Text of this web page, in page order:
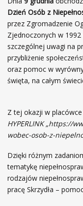
Dzień Osób z
przez Zgromadzenie
Zjednoczonych w
szczególnej uwagi na
przybliżenie
oraz pomoc w
święta, na całym
Z tej okazji w placówce
HYPERLINK „https://
wobec-osob-z-
Dzięki różnym
tematykę
rodzajów
pracę Skrzydła –